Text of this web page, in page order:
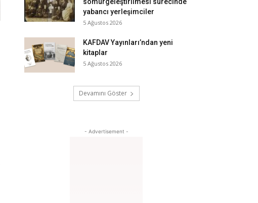
yabancı yerleşimciler
5 Ağustos 2026
KAFDAV Yayınları’ndan yeni
kitaplar
5 Ağustos 2026
Devamını Göster
- Advertisement -